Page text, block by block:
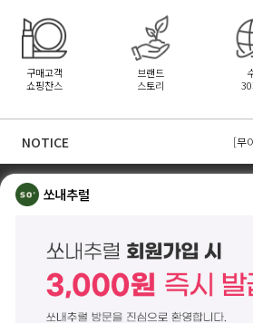
구매고객
쇼핑찬스
브랜드
스토리
NOTICE
[무
쏘내추럴 소개
사업자등록번호 261-81-21889
통신판매업신고 제2014-서울
제품/배송 문의help@sonatural.co.kr
마케팅 문의
marketing@sonatural.co.kr
본사 고객센터 문의 02-573-6769 (평일 10:00~18:00 /
쏘내추럴